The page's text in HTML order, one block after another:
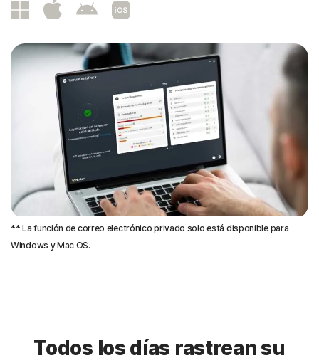
** La función de correo electrónico privado solo está disponible para
Windows y Mac OS.
Todos los días rastrean su